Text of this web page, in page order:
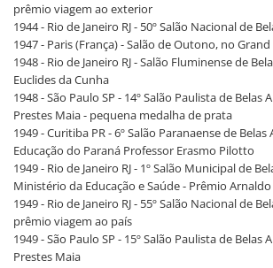
prêmio viagem ao exterior
1944 - Rio de Janeiro RJ - 50º Salão Nacional de
1947 - Paris (França) - Salão de Outono, no Grand
1948 - Rio de Janeiro RJ - Salão Fluminense de
Euclides da Cunha
1948 - São Paulo SP - 14º Salão Paulista de Belas
Prestes Maia - pequena medalha de prata
1949 - Curitiba PR - 6º Salão Paranaense de
Educação do Paraná Professor Erasmo Pilotto
1949 - Rio de Janeiro RJ - 1º Salão Municipal de
Ministério da Educação e Saúde - Prêmio
1949 - Rio de Janeiro RJ - 55º Salão Nacional de
prêmio viagem ao país
1949 - São Paulo SP - 15º Salão Paulista de Belas
Prestes Maia